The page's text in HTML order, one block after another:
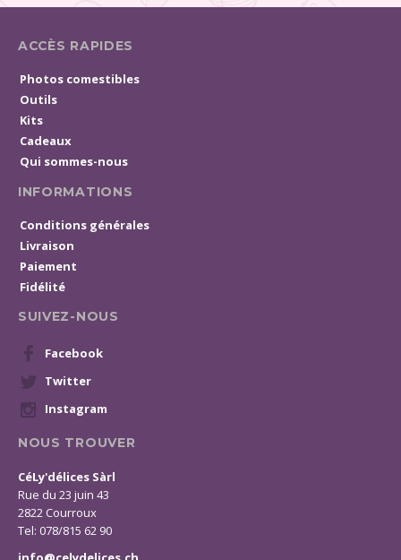
ACCÈS RAPIDES
Photos comestibles
Outils
Kits
Cadeaux
Qui sommes-nous
INFORMATIONS
Conditions générales
Livraison
Paiement
Fidélité
SUIVEZ-NOUS
Facebook
Twitter
Instagram
NOUS TROUVER
CéLy'délices Sàrl
Rue du 23 juin 43
2822 Courroux
Tel: 078/815 62 90